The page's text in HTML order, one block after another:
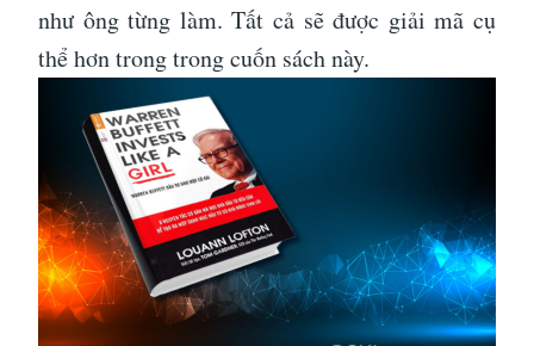
như ông từng làm. Tất cả sẽ được giải mã cụ
thể hơn trong trong cuốn sách này.